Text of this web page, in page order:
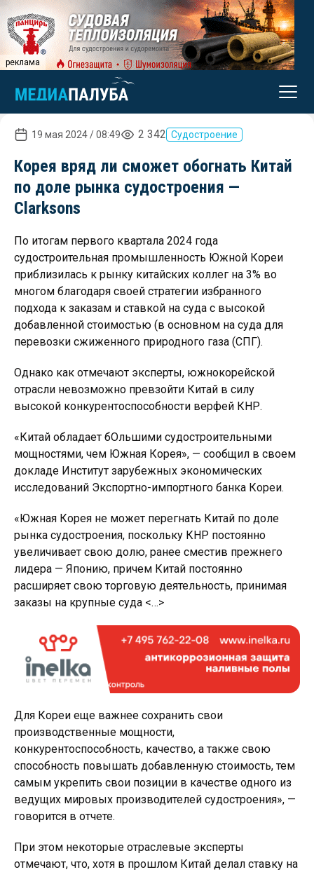
реклама
19 мая 2024 / 08:49 2 342 Судостроение
Корея вряд ли сможет обогнать Китай
по доле рынка судостроения —
Clarksons
По итогам первого квартала 2024 года
судостроительная промышленность Южной Кореи
приблизилась к рынку китайских коллег на 3% во
многом благодаря своей стратегии избранного
подхода к заказам и ставкой на суда с высокой
добавленной стоимостью (в основном на суда для
перевозки сжиженного природного газа (СПГ).
Однако как отмечают эксперты, южнокорейской
отрасли невозможно превзойти Китай в силу
высокой конкурентоспособности верфей КНР.
«Китай обладает бОльшими судостроительными
мощностями, чем Южная Корея», — сообщил в своем
докладе Институт зарубежных экономических
исследований Экспортно-импортного банка Кореи.
«Южная Корея не может перегнать Китай по доле
рынка судостроения, поскольку КНР постоянно
увеличивает свою долю, ранее сместив прежнего
лидера — Японию, причем Китай постоянно
расширяет свою торговую деятельность, принимая
заказы на крупные суда <…>
Для Кореи еще важнее сохранить свои
производственные мощности,
конкурентоспособность, качество, а также свою
способность повышать добавленную стоимость, тем
самым укрепить свои позиции в качестве одного из
ведущих мировых производителей судостроения», —
говорится в отчете.
При этом некоторые отраслевые эксперты
отмечают, что, хотя в прошлом Китай делал ставку на